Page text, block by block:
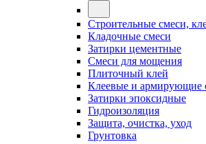
Строительные смеси,
Кладочные смеси
Затирки цементные
Смеси для мощения
Плиточный клей
Клеевые и армирующие
Затирки эпоксидные
Гидроизоляция
Защита, очистка, уход
Грунтовка